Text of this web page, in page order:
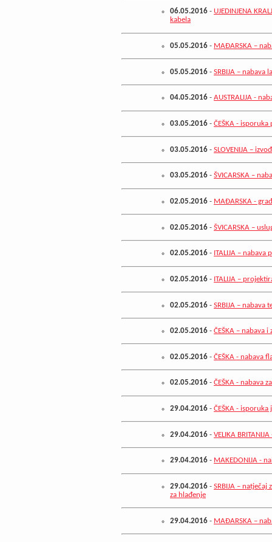
06.05.2016 - UJEDINJENA
kabela
05.05.2016 - MAĐARSKA –
05.05.2016 - SRBIJA – nabava
04.05.2016 - AUSTRALIJA -
03.05.2016 - ČEŠKA - isporuka
03.05.2016 - SLOVENIJA –
03.05.2016 - ŠVICARSKA –
02.05.2016 - MAĐARSKA -
02.05.2016 - ŠVICARSKA –
02.05.2016 - ITALIJA –
02.05.2016 - ITALIJA –
02.05.2016 - SRBIJA – nabava
02.05.2016 - ČEŠKA – nabava i
02.05.2016 - ČEŠKA - nabava
02.05.2016 - ČEŠKA - nabava
29.04.2016 - ČEŠKA -
29.04.2016 - VELIKA
29.04.2016 - MAKEDONIJA -
29.04.2016 - SRBIJA –
za hlađenje
29.04.2016 - MAĐARSKA –